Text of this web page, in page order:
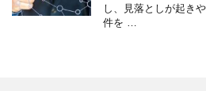
し、見落としが起き
件を …